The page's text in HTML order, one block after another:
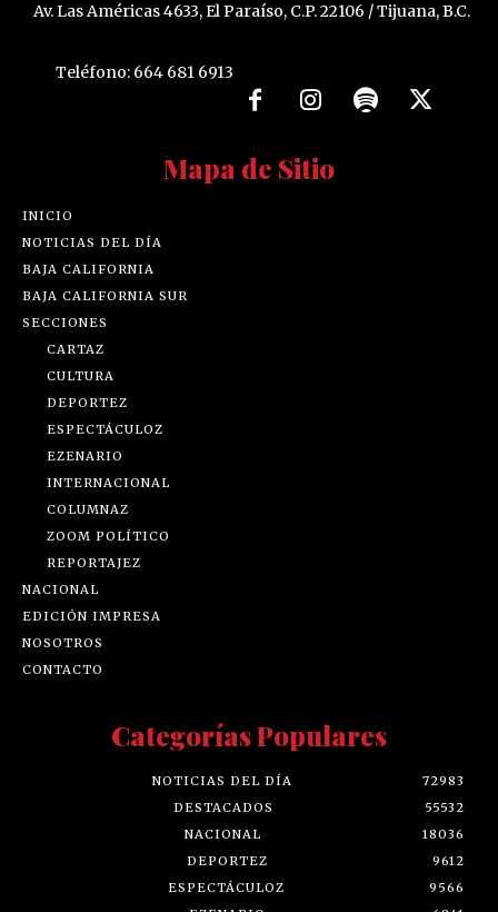
Av. Las Américas 4633, El Paraíso, C.P. 22106 / Tijuana, B.C.
Teléfono: 664 681 6913
Mapa de Sitio
INICIO
NOTICIAS DEL DÍA
BAJA CALIFORNIA
BAJA CALIFORNIA SUR
SECCIONES
CARTAZ
CULTURA
DEPORTEZ
ESPECTÁCULOZ
EZENARIO
INTERNACIONAL
COLUMNAZ
ZOOM POLÍTICO
REPORTAJEZ
NACIONAL
EDICIÓN IMPRESA
NOSOTROS
CONTACTO
Categorías Populares
NOTICIAS DEL DÍA
72983
DESTACADOS
55532
NACIONAL
18036
DEPORTEZ
9612
ESPECTÁCULOZ
9566